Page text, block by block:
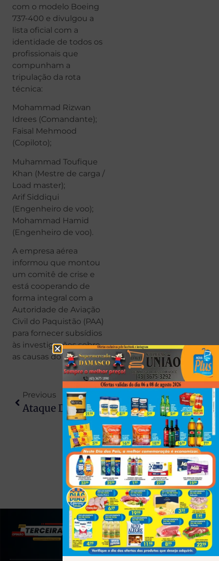
com o modelo Boeing
737-400 e divulgou a
lista oficial com a
identidade de todos os
profissionais que
compunham a
tripulação da rota
técnica:
Mohammad Rizwan
Idrees (Comandante);
Faisal Mehmood
(Copiloto);
Muhammad Toufique
Khan (Mestre de carga /
Load master);
Arif Siddiqui
(Engenheiro de voo);
Mohammad Hamid
(Engenheiro de voo).
A empresa aérea
informou que montou
um comitê de crise e
está cooperando de
forma integral com a
Autoridade de Aviação
Civil do Paquistão (PAA)
para fornecer subsídios
às investigações sobre
as causas do acidente.
Previous
Ataque De Cães Soltos Mata Cachorro De Estimação Em Londrina
Next
PF Faz Busca Por Armas Na Casa De Jair Bolsonaro Em Ação
(43) 991545950